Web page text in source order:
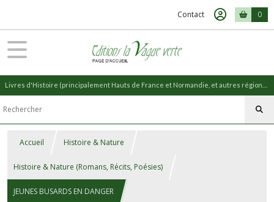
Contact 0
Accueil Histoire & Nature
Histoire & Nature (Romans, Récits, Poésies)
JEUNES BUSARDS EN DANGER